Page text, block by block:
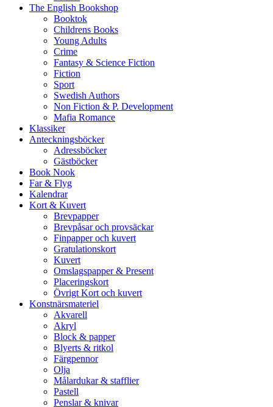
The English Bookshop
Booktok
Childrens Books
Young Adults
Crime
Fantasy & Science Fiction
Fiction
Sport
Swedish Authors
Non Fiction & P. Development
Mafia Romance
Klassiker
Anteckningsböcker
Adressböcker
Gästböcker
Book Nook
Far & Flyg
Kalendrar
Kort & Kuvert
Brevpapper
Brevpåsar och provsäckar
Finpapper och kuvert
Gratulationskort
Kuvert
Omslagspapper & Present
Placeringskort
Övrigt Kort och kuvert
Konstnärsmateriel
Akvarell
Akryl
Block & papper
Blyerts & ritkol
Färgpennor
Olja
Målardukar & stafflier
Pastell
Penslar & knivar